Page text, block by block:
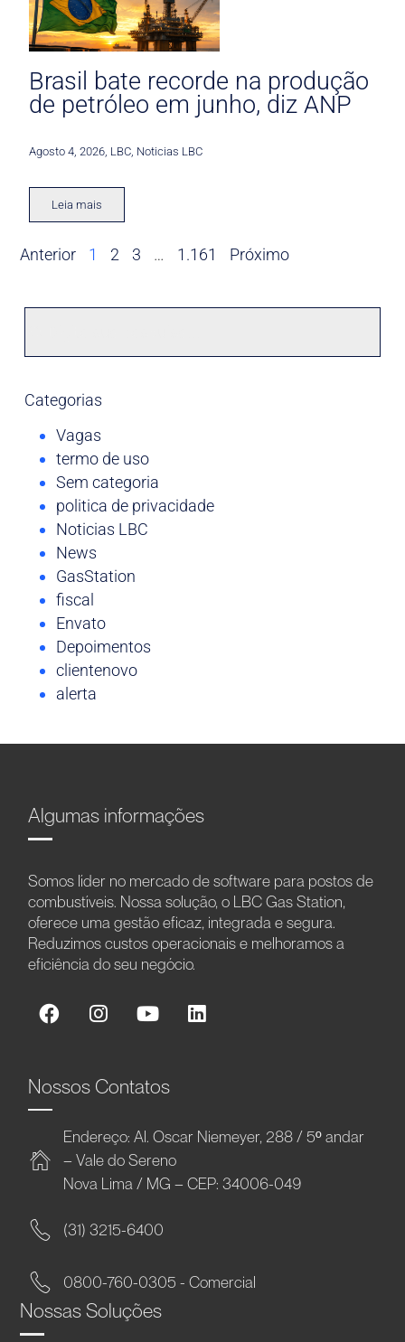
Brasil bate recorde na produção
de petróleo em junho, diz ANP
Agosto 4, 2026 LBC Noticias LBC
Leia mais
Anterior 1 2 3 … 1.161 Próximo
Categorias
Vagas
termo de uso
Sem categoria
politica de privacidade
Noticias LBC
News
GasStation
fiscal
Envato
Depoimentos
clientenovo
alerta
Algumas informações
Somos líder no mercado de software para postos de
combustíveis. Nossa solução, o LBC Gas Station,
oferece uma gestão eficaz, integrada e segura.
Reduzimos custos operacionais e melhoramos a
eficiência do seu negócio.
Nossos Contatos
Endereço: Al. Oscar Niemeyer, 288 / 5º andar
– Vale do Sereno
Nova Lima / MG – CEP: 34006-049
(31) 3215-6400
0800-760-0305 - Comercial
Nossas Soluções